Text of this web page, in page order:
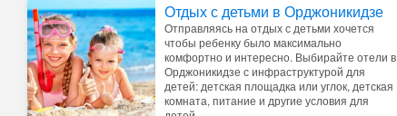
Отдых с детьми в Орджоникидзе
Отправляясь на отдых с детьми хочется
чтобы ребенку было максимально
комфортно и интересно. Выбирайте отели в
Орджоникидзе с инфраструктурой для
детей: детская площадка или углок, детская
комната, питание и другие условия для